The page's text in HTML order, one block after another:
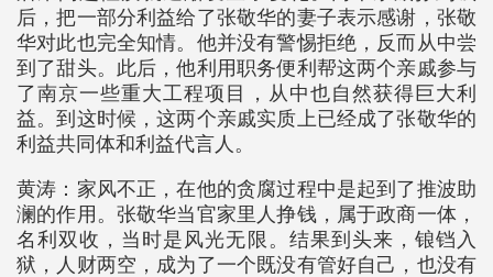
后，把一部分利益给了张敬华的妻子表示感谢，张敬
华对此也完全知情。他并没有警惕拒绝，反而从中尝
到了甜头。此后，他利用职务便利帮这两个亲戚参与
了南京一些重大工程项目，从中也自然获得巨大利
益。到这时候，这两个亲戚实质上已经成了张敬华的
利益共同体和利益代言人。
黄涛：家风不正，在他的贪腐过程中是起到了推波助
澜的作用。张敬华当官家里人挣钱，属于政商一体，
名利双收，当时是风光无限。结果到头来，锒铛入
狱，人财两空，成为了一个既没有管好自己，也没有